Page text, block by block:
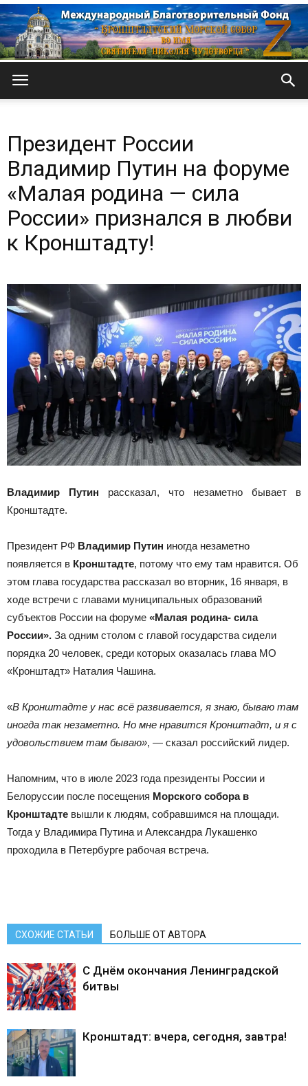
Морской
собор
Президент России
Владимир Путин на форуме
«Малая родина — сила
России» признался в любви
к Кронштадту!
Владимир Путин рассказал, что незаметно бывает в
Кронштадте.
Президент РФ Владимир Путин иногда незаметно
появляется в Кронштадте, потому что ему там нравится. Об
этом глава государства рассказал во вторник, 16 января, в
ходе встречи с главами муниципальных образований
субъектов России на форуме «Малая родина- сила
России». За одним столом с главой государства сидели
порядка 20 человек, среди которых оказалась глава МО
«Кронштадт» Наталия Чашина.
«В Кронштадте у нас всё развивается, я знаю, бываю там
иногда так незаметно. Но мне нравится Кронштадт, и я с
удовольствием там бываю», — сказал российский лидер.
Напомним, что в июле 2023 года президенты России и
Белоруссии после посещения Морского собора в
Кронштадте вышли к людям, собравшимся на площади.
Тогда у Владимира Путина и Александра Лукашенко
проходила в Петербурге рабочая встреча.
СХОЖИЕ СТАТЬИ БОЛЬШЕ ОТ АВТОРА
С Днём окончания Ленинградской
битвы
Кронштадт: вчера, сегодня, завтра!